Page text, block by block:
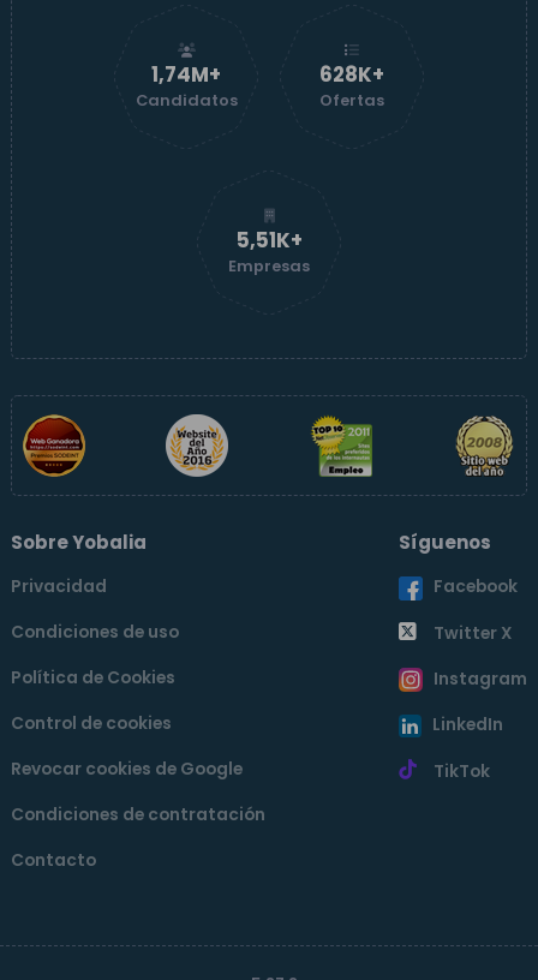
1,74M+
Candidatos
629K+
Ofertas
5,52K+
Empresas
Sobre Yobalia
Privacidad
Condiciones de uso
Política de Cookies
Control de cookies
Revocar cookies de Google
Condiciones de contratación
Contacto
Síguenos
Facebook
Twitter X
Instagram
LinkedIn
TikTok